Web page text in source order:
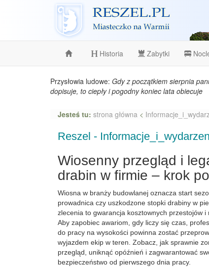
Reszel
Historia Zabytki
Przysłowia ludowe: Gdy z początkiem sierpnia
dopisuje, to ciepły i pogodny koniec lata obiecuje
Jesteś tu: strona główna <
Reszel -
Wiosenny przegląd i
drabin w firmie – krok
Wiosna w branży budowlanej oznacza start
prowadnica czy uszkodzone stopki drabiny w
zlecenia to gwarancja kosztownych przestojów i
Aby zapobiec awariom, gdy liczy się czas,
do pracy na wysokości powinna zostać
wyjazdem ekip w teren. Zobacz, jak sprawnie
przegląd, uniknąć opóźnień i zagwarantować
bezpieczeństwo od pierwszego dnia pracy.